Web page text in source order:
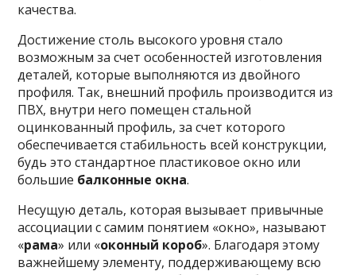
качества.
Достижение столь высокого уровня стало
возможным за счет особенностей изготовления
деталей, которые выполняются из двойного
профиля. Так, внешний профиль производится из
ПВХ, внутри него помещен стальной
оцинкованный профиль, за счет которого
обеспечивается стабильность всей конструкции,
будь это стандартное пластиковое окно или
большие балконные окна.
Несущую деталь, которая вызывает привычные
ассоциации с самим понятием «окно», называют
«рама» или «оконный короб». Благодаря этому
важнейшему элементу, поддерживающему всю